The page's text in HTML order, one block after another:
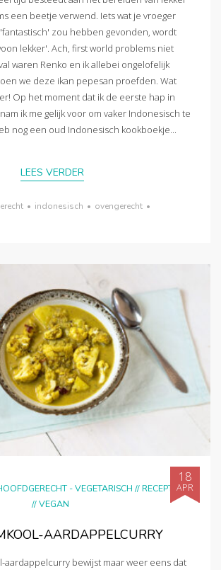
een beetje verwend. Iets wat je vroeger
zou hebben gevonden, wordt
lekker'. Ach, first world problems niet
waren Renko en ik allebei ongelofelijk
we deze ikan pepesan proefden. Wat
Op het moment dat ik de eerste hap in
ik me gelijk voor om vaker Indonesisch te
nog een oud Indonesisch kookboekje...
LEES VERDER
• indonesisch • ovengerecht •
- VEGETARISCH //RECEPTEN
//VEGAN
18
APR
AARDAPPELCURRY
aardappelcurry bewijst maar weer eens dat